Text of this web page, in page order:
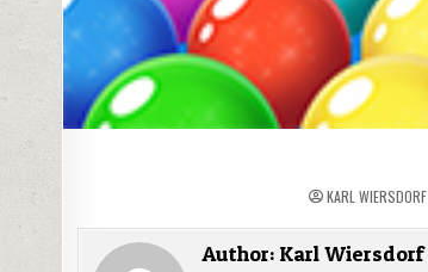
KARL WIERSDORF
Author: Karl Wiersdorf